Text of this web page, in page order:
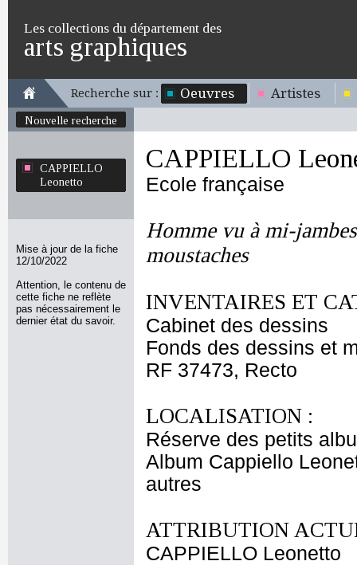
Les collections du département des
arts graphiques
Recherche sur : Oeuvres Artistes
Nouvelle recherche
CAPPIELLO
Leonetto
Mise à jour de la fiche
12/10/2022
Attention, le contenu de
cette fiche ne reflète
pas nécessairement le
dernier état du savoir.
CAPPIELLO
Ecole française
Homme vu à mi-
moustaches
INVENTAIRES ET
Cabinet des dessins
Fonds des dessins et
RF 37473, Recto
LOCALISATION :
Réserve des petits
Album Cappiello
autres
ATTRIBUTION
CAPPIELLO Leonetto